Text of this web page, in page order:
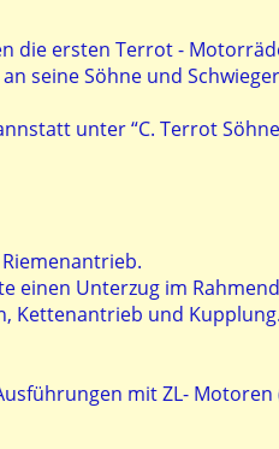
die ersten Terrot -
seine Söhne und
unter “C. Terrot
einen Unterzug im
Kettenantrieb und Kupplung.
mit ZL- Motoren